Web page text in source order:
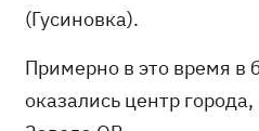
(Гусиновка).
Примерно в это время в
оказались центр